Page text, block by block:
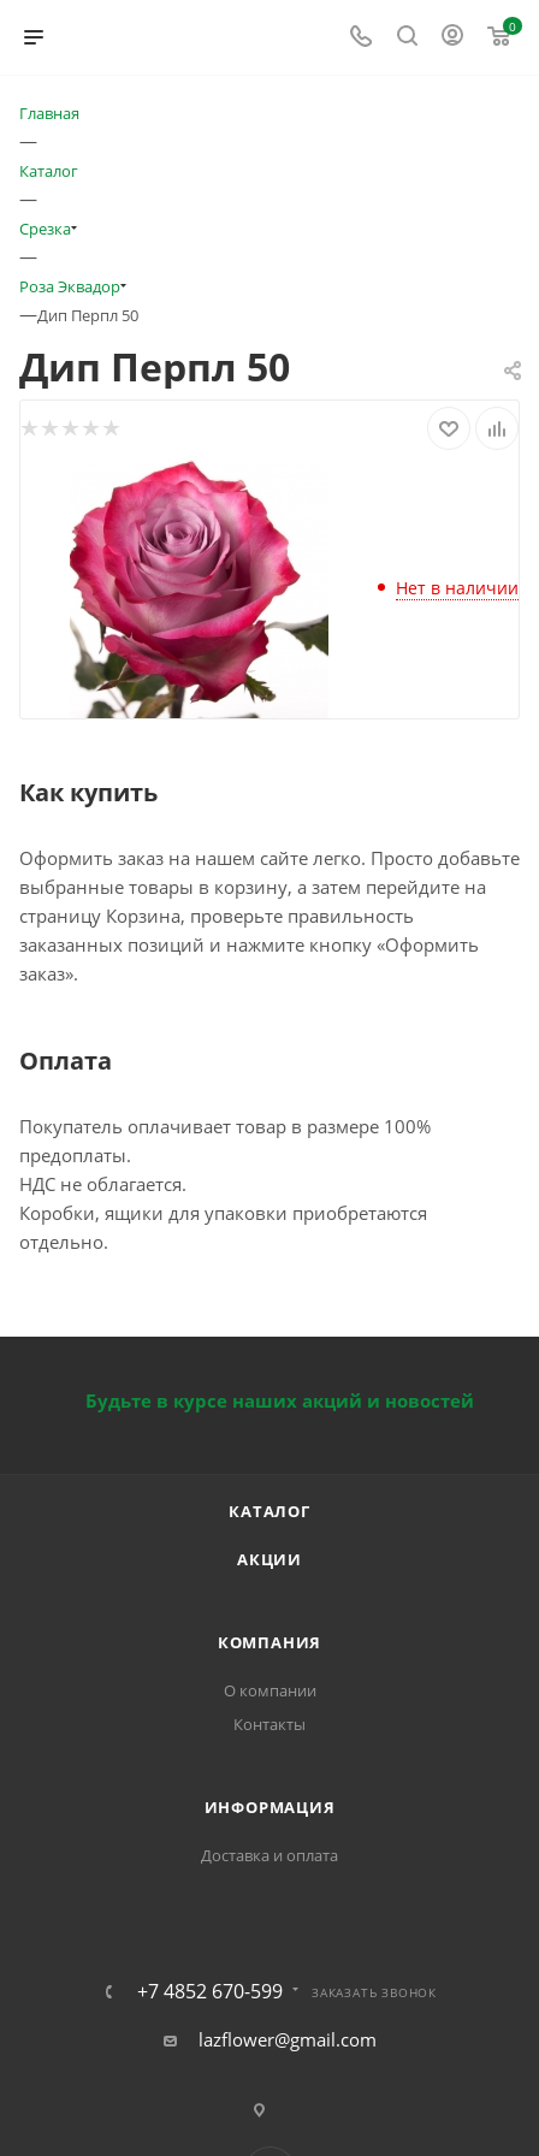
0
Главная
—
Каталог
—
Срезка
—
Роза Эквадор
—Дип Перпл 50
Дип Перпл 50
Нет в наличии
Как купить
Оформить заказ на нашем сайте легко. Просто добавьте
выбранные товары в корзину, а затем перейдите на
страницу Корзина, проверьте правильность
заказанных позиций и нажмите кнопку «Оформить
заказ».
Оплата
Покупатель оплачивает товар в размере 100%
предоплаты.
НДС не облагается.
Коробки, ящики для упаковки приобретаются
отдельно.
Будьте в курсе наших акций и новостей
КАТАЛОГ
АКЦИИ
КОМПАНИЯ
О компании
Контакты
ИНФОРМАЦИЯ
Доставка и оплата
+7 4852 670-599 ЗАКАЗАТЬ ЗВОНОК
lazflower@gmail.com